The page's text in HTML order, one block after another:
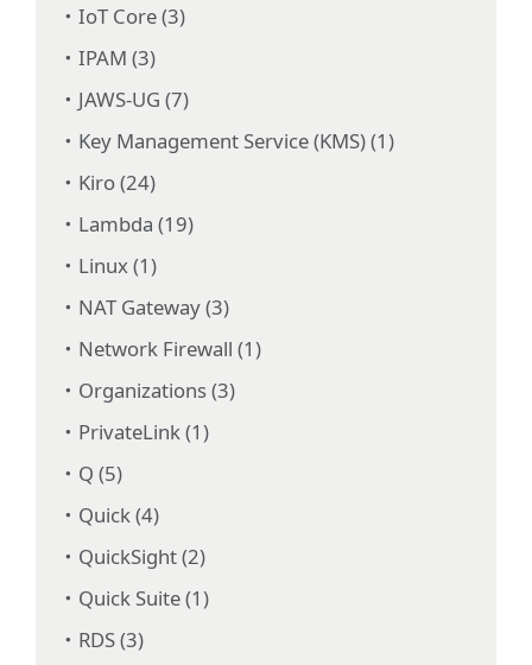
IoT Core (3)
IPAM (3)
JAWS-UG (7)
Key Management Service (KMS) (1)
Kiro (24)
Lambda (19)
Linux (1)
NAT Gateway (3)
Network Firewall (1)
Organizations (3)
PrivateLink (1)
Q (5)
Quick (4)
QuickSight (2)
Quick Suite (1)
RDS (3)